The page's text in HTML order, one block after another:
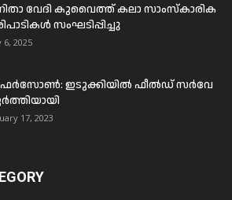
വേദി കുവൈത്ത് കലാ സാംസ്കാരിക
സംഘടിപ്പിച്ചു
6, 2025
ഇടുക്കിയില്‍ ഫീല്‍ഡ് സര്‍വേ
17, 2023